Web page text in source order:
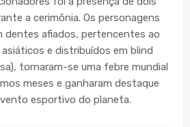
a cerimônia. Os personagens
dentes afiados, pertencentes ao
e distribuídos em blind
tornaram-se uma febre mundial
meses e ganharam destaque
esportivo do planeta.